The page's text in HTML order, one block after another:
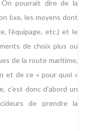
On pourrait dire de la
ﬁxe, les moyens dont
l’équipage, etc.) et le
de choix plus ou
de la route maritime,
et de ce « pour quoi »
c’est donc d’abord un
de prendre la